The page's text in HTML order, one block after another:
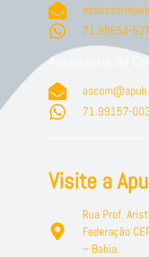
71.99654-
Assessoria de
71.99157-
Visite a
Rua Prof.
Federação
– Bahia.